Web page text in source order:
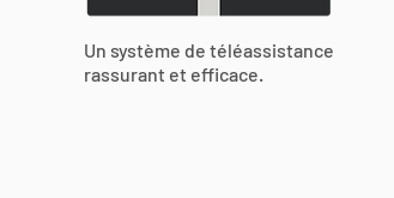
Un système de téléassistance
rassurant et efficace.